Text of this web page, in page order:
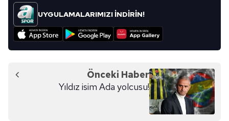
UYGULAMALARIMIZI İNDİRİN!
Önceki Haber
Yıldız isim Ada yolcusu!